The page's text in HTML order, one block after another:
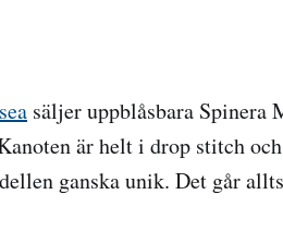
säljer uppblåsbara
är helt i drop stitch
ganska unik. Det går